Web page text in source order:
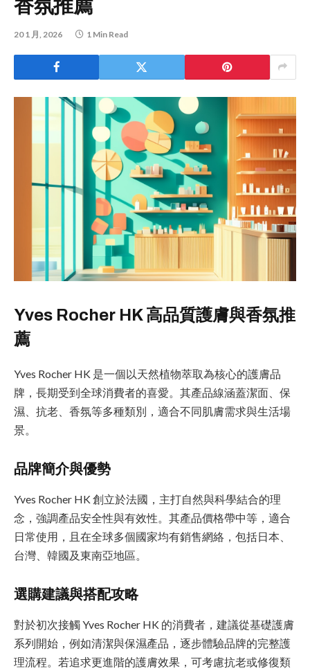
香氛推薦
20 1 月, 2026 1 Min Read
Yves Rocher HK 高品質護膚與香氛推
薦
Yves Rocher HK 是一個以天然植物萃取為核心的護膚品
牌，長期受到全球消費者的喜愛。其產品線涵蓋潔面、保
濕、抗老、香氛等多種類別，適合不同肌膚需求與生活場
景。
品牌簡介與優勢
Yves Rocher HK 創立於法國，主打自然與科學結合的理
念，強調產品安全性與有效性。其產品價格帶中等，適合
日常使用，且在全球多個國家均有銷售網絡，包括日本、
台灣、韓國及東南亞地區。
選購建議與搭配攻略
對於初次接觸 Yves Rocher HK 的消費者，建議從基礎護膚
系列開始，例如清潔與保濕產品，逐步體驗品牌的完整護
理流程。若追求更進階的護膚效果，可考慮抗老或修復類